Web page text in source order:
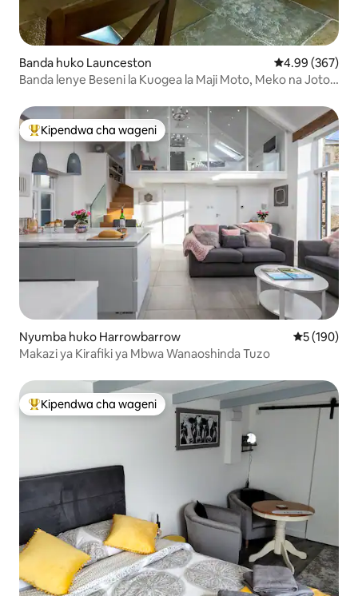
Banda huko Launceston Ukadiriaji wa
4.99 (367)
Banda lenye Beseni la Kuogea la Maji Moto, Meko na Joto
Kipendwa maarufu cha wageni
Kipendwa cha wageni
Nyumba huko Harrowbarrow Ukadiriaji
5 (190)
Makazi ya Kirafiki ya Mbwa Wanaoshinda Tuzo
Kipendwa maarufu cha wageni
Kipendwa cha wageni